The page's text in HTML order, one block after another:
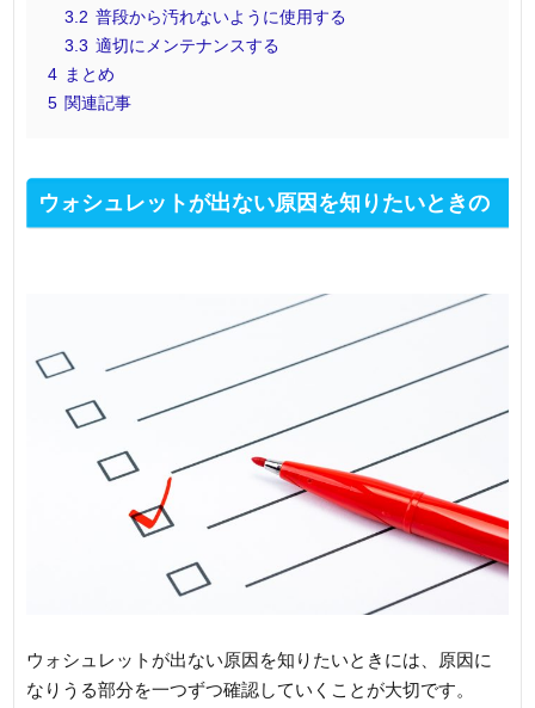
3.2 普段から汚れないように使用する
3.3 適切にメンテナンスする
4 まとめ
5 関連記事
ウォシュレットが出ない原因を知りたいときの
ウォシュレットが出ない原因を知りたいときには、原因に
なりうる部分を一つずつ確認していくことが大切です。